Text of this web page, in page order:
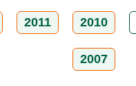
2011 2010
2007